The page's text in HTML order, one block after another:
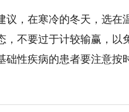
，在寒冷的冬天，选在温
，不要过于计较输赢，以
础性疾病的患者要注意按